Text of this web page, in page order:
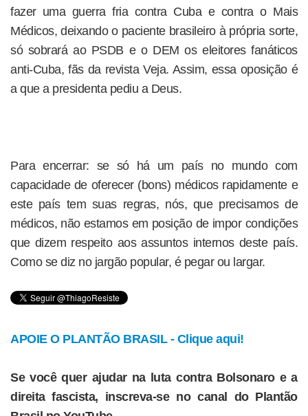
fazer uma guerra fria contra Cuba e contra o Mais
Médicos, deixando o paciente brasileiro à própria sorte,
só sobrará ao PSDB e o DEM os eleitores fanáticos
anti-Cuba, fãs da revista Veja. Assim, essa oposição é
a que a presidenta pediu a Deus.
Para encerrar: se só há um país no mundo com
capacidade de oferecer (bons) médicos rapidamente e
este país tem suas regras, nós, que precisamos de
médicos, não estamos em posição de impor condições
que dizem respeito aos assuntos internos deste país.
Como se diz no jargão popular, é pegar ou largar.
APOIE O PLANTÃO BRASIL - Clique aqui!
Se você quer ajudar na luta contra Bolsonaro e a
direita fascista, inscreva-se no canal do Plantão